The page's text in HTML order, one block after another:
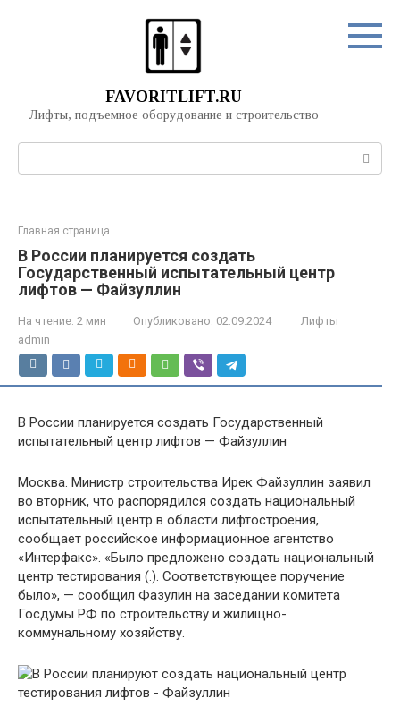
FAVORITLIFT.RU
Лифты, подъемное оборудование и строительство
Главная страница
В России планируется создать
Государственный испытательный центр
лифтов — Файзуллин
На чтение: 2 мин Опубликовано: 02.09.2024
Лифты
admin
В России планируется создать Государственный
испытательный центр лифтов — Файзуллин
Москва. Министр строительства Ирек Файзуллин заявил
во вторник, что распорядился создать национальный
испытательный центр в области лифтостроения,
сообщает российское информационное агентство
«Интерфакс». «Было предложено создать национальный
центр тестирования (.). Соответствующее поручение
было», — сообщил Фазулин на заседании комитета
Госдумы РФ по строительству и жилищно-
коммунальному хозяйству.